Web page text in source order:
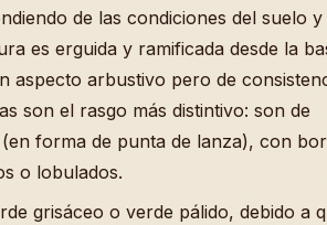
de las condiciones del suelo y
es erguida y ramificada desde la
aspecto arbustivo pero de
son el rasgo más distintivo: son de
forma de punta de lanza), con
o lobulados.
grisáceo o verde pálido, debido a